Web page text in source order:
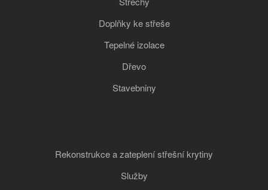
Doplňky ke střeše
Tepelné izolace
Dřevo
Stavebniny
Rekonstrukce a zateplení střešní krytiny
Služby